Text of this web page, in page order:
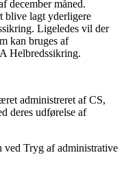
december måned.
blive lagt yderligere
Ligeledes vil der
kan bruges af
Helbredssikring.
administreret af CS,
deres udførelse af
ved Tryg af administrative